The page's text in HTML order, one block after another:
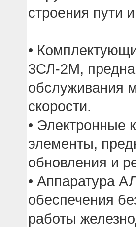
строения пути
•
3СЛ-2М,
обслуживания
скорости.
• Электронные
элементы,
обновления и
• Аппаратура
обеспечения
работы